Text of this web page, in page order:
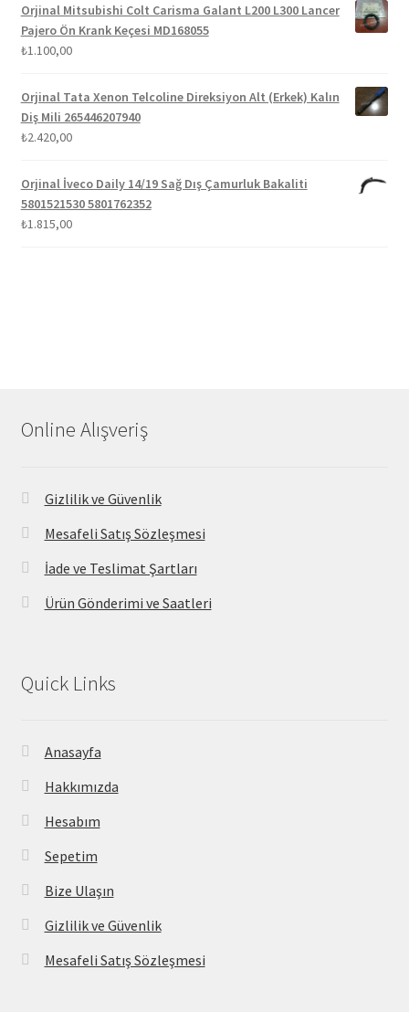
Orjinal Mitsubishi Colt Carisma Galant L200 L300 Lancer
Pajero Ön Krank Keçesi MD168055
₺1.100,00
Orjinal Tata Xenon Telcoline Direksiyon Alt (Erkek) Kalın
Diş Mili 265446207940
₺2.420,00
Orjinal İveco Daily 14/19 Sağ Dış Çamurluk Bakaliti
5801521530 5801762352
₺1.815,00
Online Alışveriş
Gizlilik ve Güvenlik
Mesafeli Satış Sözleşmesi
İade ve Teslimat Şartları
Ürün Gönderimi ve Saatleri
Quick Links
Anasayfa
Hakkımızda
Hesabım
Sepetim
Bize Ulaşın
Gizlilik ve Güvenlik
Mesafeli Satış Sözleşmesi